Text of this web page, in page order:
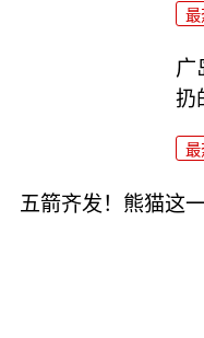
最
广
扔
最
五箭齐发！熊猫这